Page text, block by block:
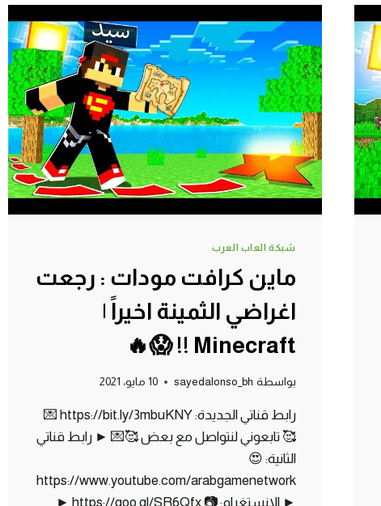
شبكة العاب العرب
ماين كرافت مودات : رجعت
اغراضي الثمينة اخيراً |
Minecraft !! 😱🔥
بواسطة sayedalonso_bh 10 مايو، 2021
رابط قناتي الجديدة: https://bit.ly/3mbuKNY 💌
🥰 تابعوني لنتواصل مع بعض 🥰💌 ► رابط قناتي
الثانية: 😍
https://www.youtube.com/arabgamenetwork
► الانستغرام: 📷 https://goo.gl/SR6Qfx ►